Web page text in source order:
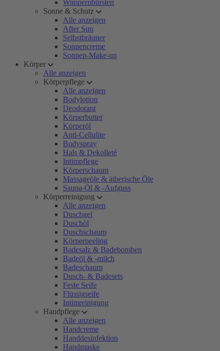
Wimpernbürsten
Sonne & Schutz
Alle anzeigen
After Sun
Selbstbräuner
Sonnencreme
Sonnen-Make-up
Körper
Alle anzeigen
Körperpflege
Alle anzeigen
Bodylotion
Deodorant
Körperbutter
Körperöl
Anti-Cellulite
Bodyspray
Hals & Dekolleté
Intimpflege
Körperschaum
Massageöle & ätherische Öle
Sauna-Öl & -Aufguss
Körperreinigung
Alle anzeigen
Duschgel
Duschöl
Duschschaum
Körperpeeling
Badesalz & Badebomben
Badeöl & -milch
Badeschaum
Dusch- & Badesets
Feste Seife
Flüssigseife
Intimreinigung
Handpflege
Alle anzeigen
Handcreme
Handdesinfektion
Handmaske